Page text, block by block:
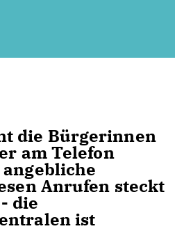
die Bürgerinnen
am Telefon
Anrufen steckt
die
ist